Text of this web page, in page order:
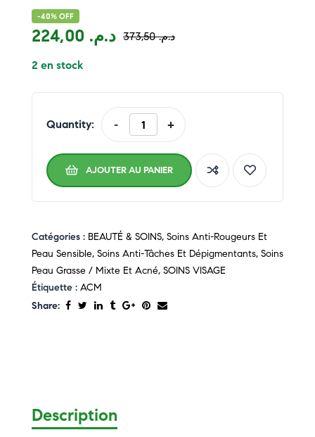
-40% OFF
د.م.373,50 د.م.
2 en stock
Quantity: - +
AJOUTER AU PANIER
Catégories : BEAUTÉ & SOINS, Soins Anti-Rougeurs Et
Peau Sensible, Soins Anti-Tâches Et Dépigmentants, Soins
Peau Grasse / Mixte Et Acné, SOINS VISAGE
Étiquette : ACM
Share:
Description